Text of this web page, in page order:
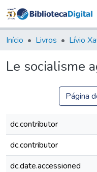
Início Livros Lívio
Le socialisme
Página
dc.contributor
dc.contributor
dc.date.accessioned